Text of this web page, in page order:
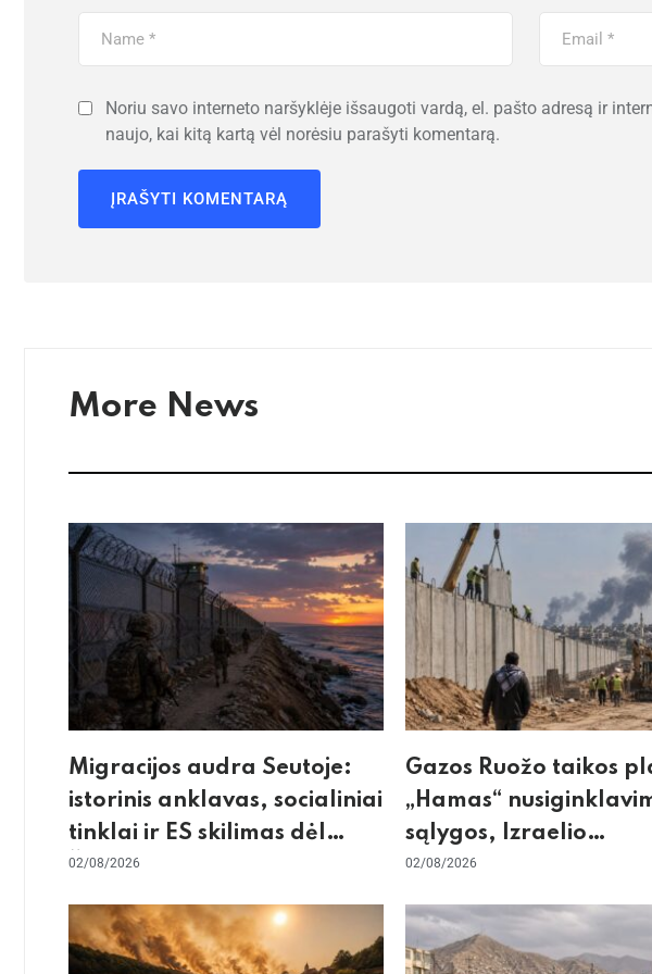
Noriu savo interneto naršyklėje išsaugoti vardą, el. pašto adresą ir
naujo, kai kitą kartą vėl norėsiu parašyti komentarą.
More News
Migracijos audra Seutoje:
istorinis anklavas, socialiniai
tinklai ir ES skilimas dėl
Šengeno zonos
02/08/2026
Gazos Ruožo taikos
„Hamas“
sąlygos, Izraelio
skepticizmas ir ES
02/08/2026